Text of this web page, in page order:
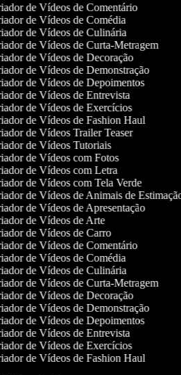
de Vídeos de Comentário
de Vídeos de Comédia
de Vídeos de Culinária
de Vídeos de Curta-Metragem
de Vídeos de Decoração
de Vídeos de Demonstração
de Vídeos de Depoimentos
de Vídeos de Entrevista
de Vídeos de Exercícios
de Vídeos de Fashion Haul
de Vídeos Trailer Teaser
de Vídeos Tutoriais
de Vídeos com Fotos
de Vídeos com Letra
de Vídeos com Tela Verde
de Vídeos de Animais de Estimação
de Vídeos de Apresentação
de Vídeos de Arte
de Vídeos de Carro
de Vídeos de Comentário
de Vídeos de Comédia
de Vídeos de Culinária
de Vídeos de Curta-Metragem
de Vídeos de Decoração
de Vídeos de Demonstração
de Vídeos de Depoimentos
de Vídeos de Entrevista
de Vídeos de Exercícios
de Vídeos de Fashion Haul